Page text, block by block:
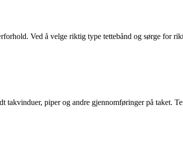
Ved å velge riktig type tettebånd og sørge for
piper og andre gjennomføringer på taket.